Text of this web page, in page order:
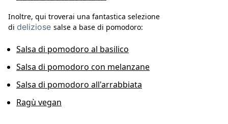
Inoltre, qui troverai una fantastica selezione
di deliziose salse a base di pomodoro:
Salsa di pomodoro al basilico
Salsa di pomodoro con melanzane
Salsa di pomodoro all'arrabbiata
Ragù vegan